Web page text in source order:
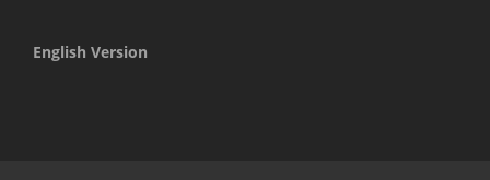
English Version